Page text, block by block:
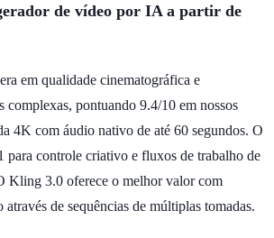
de vídeo por IA a partir de
em qualidade cinematográfica e
complexas, pontuando 9.4/10 em nossos
4K com áudio nativo de até 60 segundos. O
para controle criativo e fluxos de trabalho de
Kling 3.0 oferece o melhor valor com
através de sequências de múltiplas tomadas.